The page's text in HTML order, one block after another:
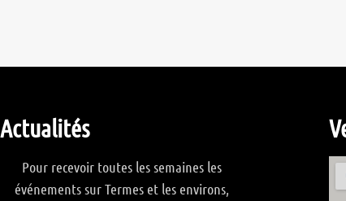
Actualités
Pour recevoir toutes les semaines les
événements sur Termes et les environs,